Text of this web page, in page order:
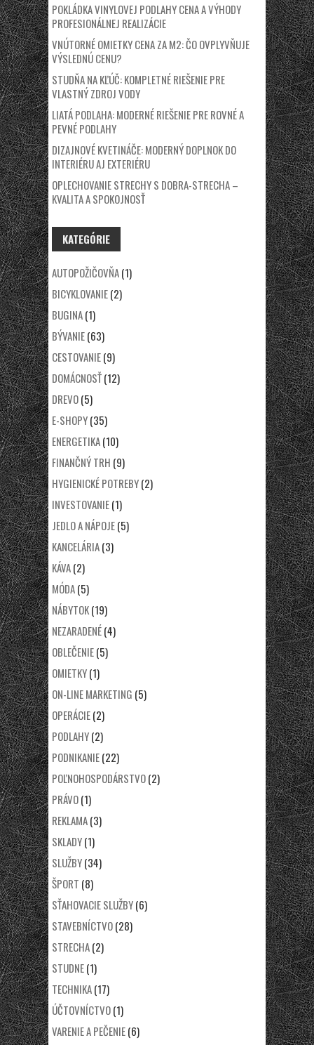
POKLÁDKA VINYLOVEJ PODLAHY CENA A VÝHODY
PROFESIONÁLNEJ REALIZÁCIE
VNÚTORNÉ OMIETKY CENA ZA M2: ČO OVPLYVŇUJE
VÝSLEDNÚ CENU?
STUDŇA NA KĽÚČ: KOMPLETNÉ RIEŠENIE PRE
VLASTNÝ ZDROJ VODY
LIATÁ PODLAHA: MODERNÉ RIEŠENIE PRE ROVNÉ A
PEVNÉ PODLAHY
DIZAJNOVÉ KVETINÁČE: MODERNÝ DOPLNOK DO
INTERIÉRU AJ EXTERIÉRU
OPLECHOVANIE STRECHY S DOBRA-STRECHA –
KVALITA A SPOKOJNOSŤ
KATEGÓRIE
AUTOPOŽIČOVŇA(1)
BICYKLOVANIE(2)
BUGINA(1)
BÝVANIE(63)
CESTOVANIE(9)
DOMÁCNOSŤ(12)
DREVO(5)
E-SHOPY(35)
ENERGETIKA(10)
FINANČNÝ TRH (9)
HYGIENICKÉ POTREBY(2)
INVESTOVANIE(1)
JEDLO A NÁPOJE(5)
KANCELÁRIA(3)
KÁVA(2)
MÓDA(5)
NÁBYTOK(19)
NEZARADENÉ(4)
OBLEČENIE(5)
OMIETKY(1)
ON-LINE MARKETING (5)
OPERÁCIE(2)
PODLAHY(2)
PODNIKANIE(22)
POĽNOHOSPODÁRSTVO(2)
PRÁVO(1)
REKLAMA(3)
SKLADY(1)
SLUŽBY(34)
ŠPORT (8)
SŤAHOVACIE SLUŽBY(6)
STAVEBNÍCTVO(28)
STRECHA(2)
STUDNE(1)
TECHNIKA(17)
ÚČTOVNÍCTVO(1)
VARENIE A PEČENIE(6)